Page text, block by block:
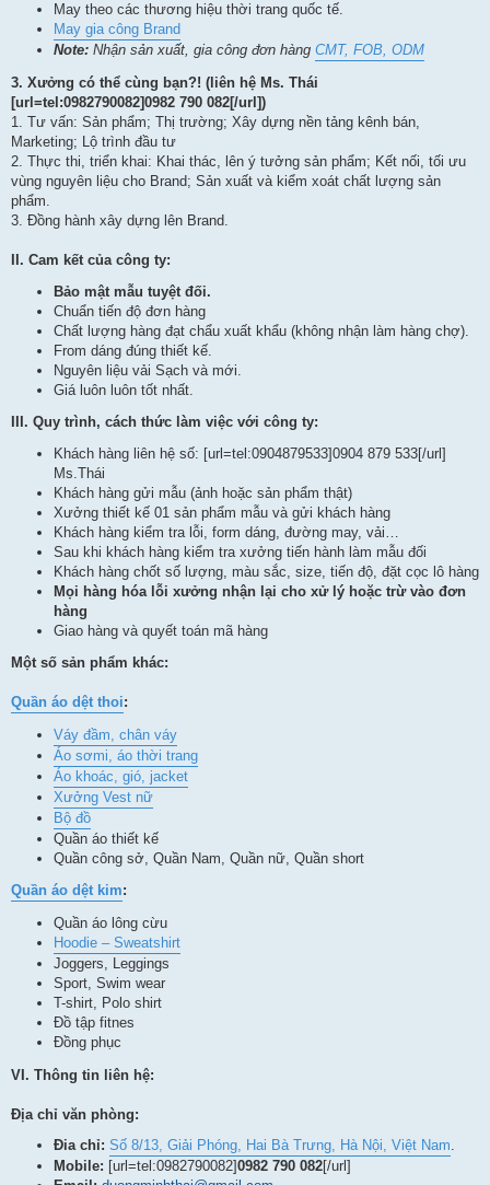
May theo các thương hiệu thời trang quốc tế.
May gia công Brand
Note: Nhận sản xuất, gia công đơn hàng CMT, FOB, ODM
3. Xưởng có thể cùng bạn?! (liên hệ Ms. Thái
[url=tel:0982790082]0982 790 082[/url])
1. Tư vấn: Sản phẩm; Thị trường; Xây dựng nền tảng kênh bán,
Marketing; Lộ trình đầu tư
2. Thực thi, triển khai: Khai thác, lên ý tưởng sản phẩm; Kết nối, tối ưu
vùng nguyên liệu cho Brand; Sản xuất và kiểm xoát chất lượng sản
phẩm.
3. Đồng hành xây dựng lên Brand.
II. Cam kết của công ty:
Bảo mật mẫu tuyệt đối.
Chuẩn tiến độ đơn hàng
Chất lượng hàng đạt chẩu xuất khẩu (không nhận làm hàng chợ).
From dáng đúng thiết kế.
Nguyên liệu vải Sạch và mới.
Giá luôn luôn tốt nhất.
III. Quy trình, cách thức làm việc với công ty:
Khách hàng liên hệ số: [url=tel:0904879533]0904 879 533[/url]
Ms.Thái
Khách hàng gửi mẫu (ảnh hoặc sản phẩm thật)
Xưởng thiết kế 01 sản phẩm mẫu và gửi khách hàng
Khách hàng kiểm tra lỗi, form dáng, đường may, vải…
Sau khi khách hàng kiểm tra xưởng tiến hành làm mẫu đối
Khách hàng chốt số lượng, màu sắc, size, tiến độ, đặt cọc lô hàng
Mọi hàng hóa lỗi xưởng nhận lại cho xử lý hoặc trừ vào đơn
hàng
Giao hàng và quyết toán mã hàng
Một số sản phẩm khác:
Quần áo dệt thoi:
Váy đầm, chân váy
Áo sơmi, áo thời trang
Áo khoác, gió, jacket
Xưởng Vest nữ
Bộ đồ
Quần áo thiết kế
Quần công sở, Quần Nam, Quần nữ, Quần short
Quần áo dệt kim:
Quần áo lông cừu
Hoodie – Sweatshirt
Joggers, Leggings
Sport, Swim wear
T-shirt, Polo shirt
Đồ tập fitnes
Đồng phục
VI. Thông tin liên hệ:
Địa chỉ văn phòng:
Đia chỉ: Số 8/13, Giải Phóng, Hai Bà Trưng, Hà Nội, Việt Nam
Mobile: [url=tel:0982790082]0982 790 082[/url]